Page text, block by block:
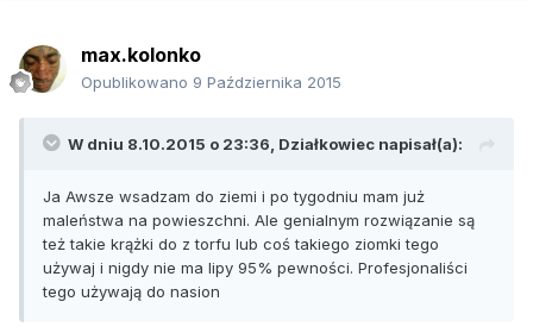
max.kolonko
Opublikowano 9 Października 2015
W dniu 8.10.2015 o 23:36, Działkowiec napisał(a):
Ja Awsze wsadzam do ziemi i po tygodniu mam już
maleństwa na powieszchni. Ale genialnym rozwiązanie są
też takie krążki do z torfu lub coś takiego ziomki tego
używaj i nigdy nie ma lipy 95% pewności. Profesjonaliści
tego używają do nasion